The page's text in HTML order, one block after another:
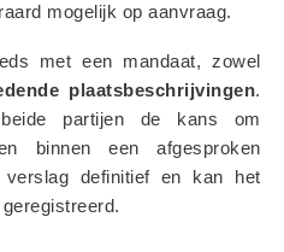
mogelijk op aanvraag.
met een mandaat, zowel
plaatsbeschrijvingen.
partijen de kans om
binnen een afgesproken
definitief en kan het